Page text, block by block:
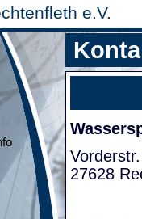
e.V.
27628